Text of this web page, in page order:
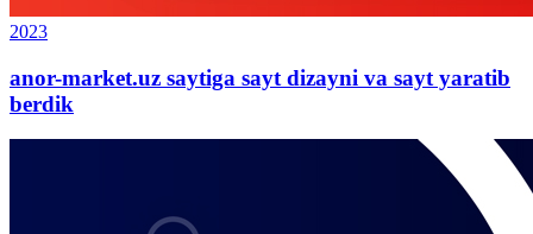
2023
anor-market.uz saytiga sayt dizayni va sayt yaratib
berdik